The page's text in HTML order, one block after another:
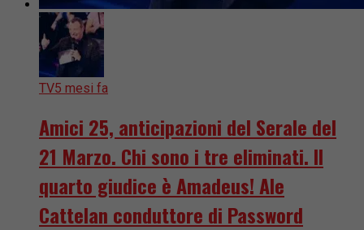
TV5 mesi fa
Amici 25, anticipazioni del Serale del
21 Marzo. Chi sono i tre eliminati. Il
quarto giudice è Amadeus! Ale
Cattelan conduttore di Password